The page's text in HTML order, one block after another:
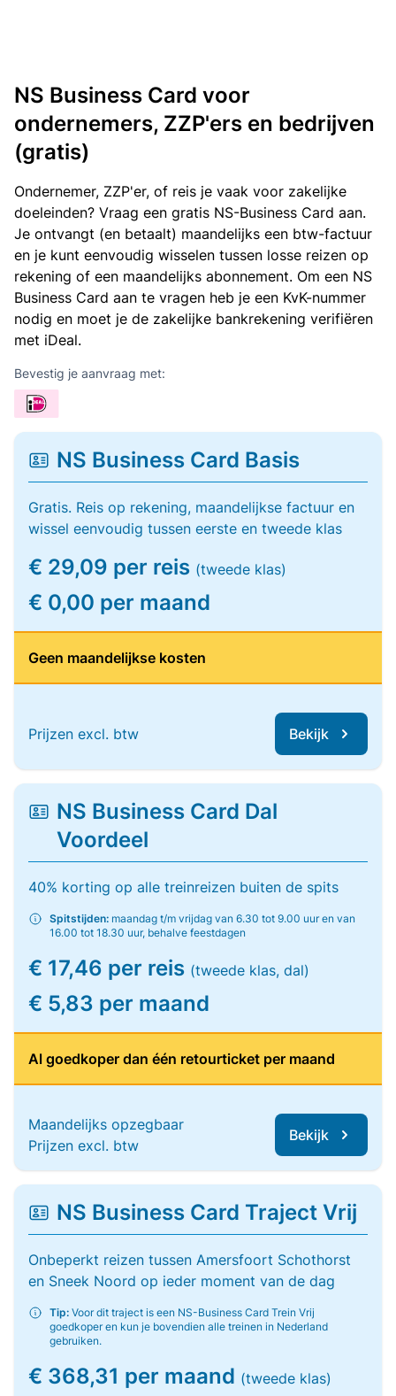
NS Business Card voor
ondernemers, ZZP'ers en bedrijven
(gratis)
Ondernemer, ZZP'er, of reis je vaak voor zakelijke
doeleinden? Vraag een gratis NS-Business Card aan.
Je ontvangt (en betaalt) maandelijks een btw-factuur
en je kunt eenvoudig wisselen tussen losse reizen op
rekening of een maandelijks abonnement. Om een NS
Business Card aan te vragen heb je een KvK-nummer
nodig en moet je de zakelijke bankrekening verifiëren
met iDeal.
Bevestig je aanvraag met:
NS Business Card Basis
Gratis. Reis op rekening, maandelijkse factuur en
wissel eenvoudig tussen eerste en tweede klas
€ 29,09 per reis (tweede klas)
€ 0,00 per maand
Geen maandelijkse kosten
Prijzen excl. btw Bekijk
NS Business Card Dal
Voordeel
40% korting op alle treinreizen buiten de spits
Spitstijden: maandag t/m vrijdag van 6.30 tot 9.00 uur en van
16.00 tot 18.30 uur, behalve feestdagen
€ 17,46 per reis (tweede klas, dal)
€ 5,83 per maand
Al goedkoper dan één retourticket per maand
Maandelijks opzegbaar
Prijzen excl. btw
Bekijk
NS Business Card Traject Vrij
Onbeperkt reizen tussen Amersfoort Schothorst
en Sneek Noord op ieder moment van de dag
Tip: Voor dit traject is een NS-Business Card Trein Vrij
goedkoper en kun je bovendien alle treinen in Nederland
gebruiken.
€ 368,31 per maand (tweede klas)